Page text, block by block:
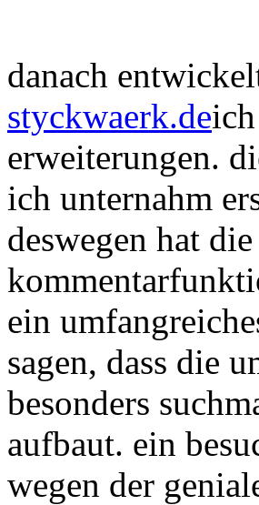
danach
styckwaerk.de
erweiterungen.
ich unternahm
deswegen hat
ein
sagen, dass die
besonders
aufbaut. ein
wegen der